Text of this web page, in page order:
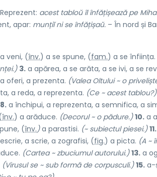
acest tabloŭ îl înfățișează pe
apar: munțiĭ ni se înfățișaŭ. – În nord și
veni, (înv.) a se spune, (fam.) a se înființa.
3. a apărea, a se arăta, a se ivi, a se
a oferi, a prezenta. (Valea Oltului ~ o
a reda, a reprezenta. (Ce ~ acest tablou?)
8. a închipui, a reprezenta, a semnifica, a
înv.) a arăduce. (Decorul ~ o pădure.) 10. a
(înv.)a parastisi. (~ subiectul piesei.) 11.
ie, a scrie, a zografisi, (fig.) a picta. (A ~
uce. (Cartea ~ zbuciumul autorului.) 13. a
(Virusul se ~ sub formă de corpusculi.) 15. a-